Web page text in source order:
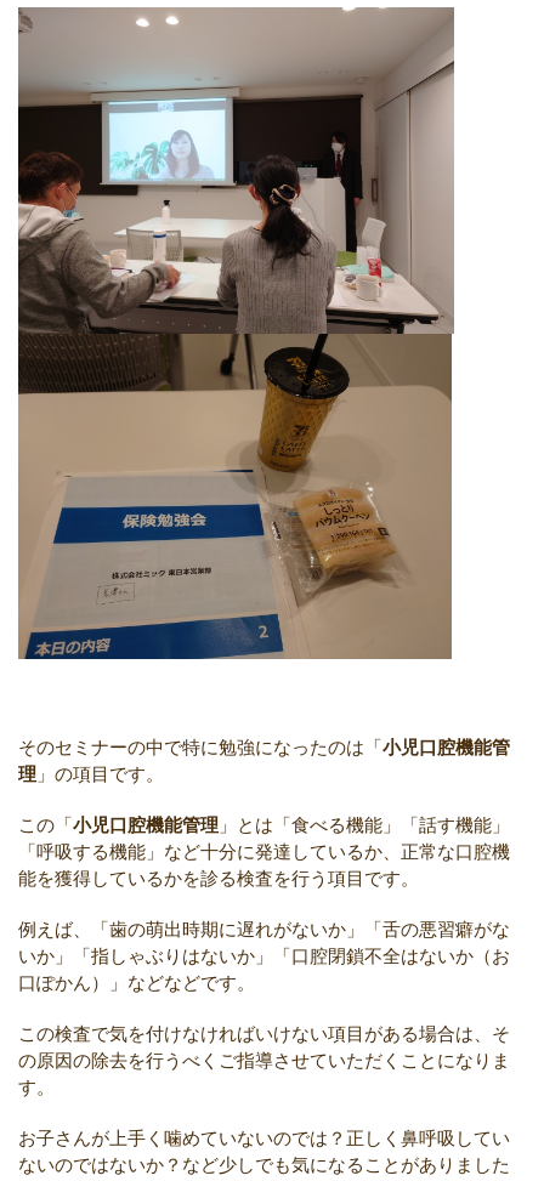
そのセミナーの中で特に勉強になったのは「小児口腔機能管
理 」の項目です。
この「小児口腔機能管理 」とは「食べる機能」「話す機能」
「呼吸する機能」など十分に発達しているか、正常な口腔機
能を獲得しているかを診る検査を行う項目です。
例えば、「歯の萌出時期に遅れがないか」「舌の悪習癖がな
いか」「指しゃぶりはないか」「口腔閉鎖不全はないか（お
口ぽかん）」などなどです。
この検査で気を付けなければいけない項目がある場合は、そ
の原因の除去を行うべくご指導させていただくことになりま
す。
お子さんが上手く噛めていないのでは？正しく鼻呼吸してい
ないのではないか？など少しでも気になることがありました